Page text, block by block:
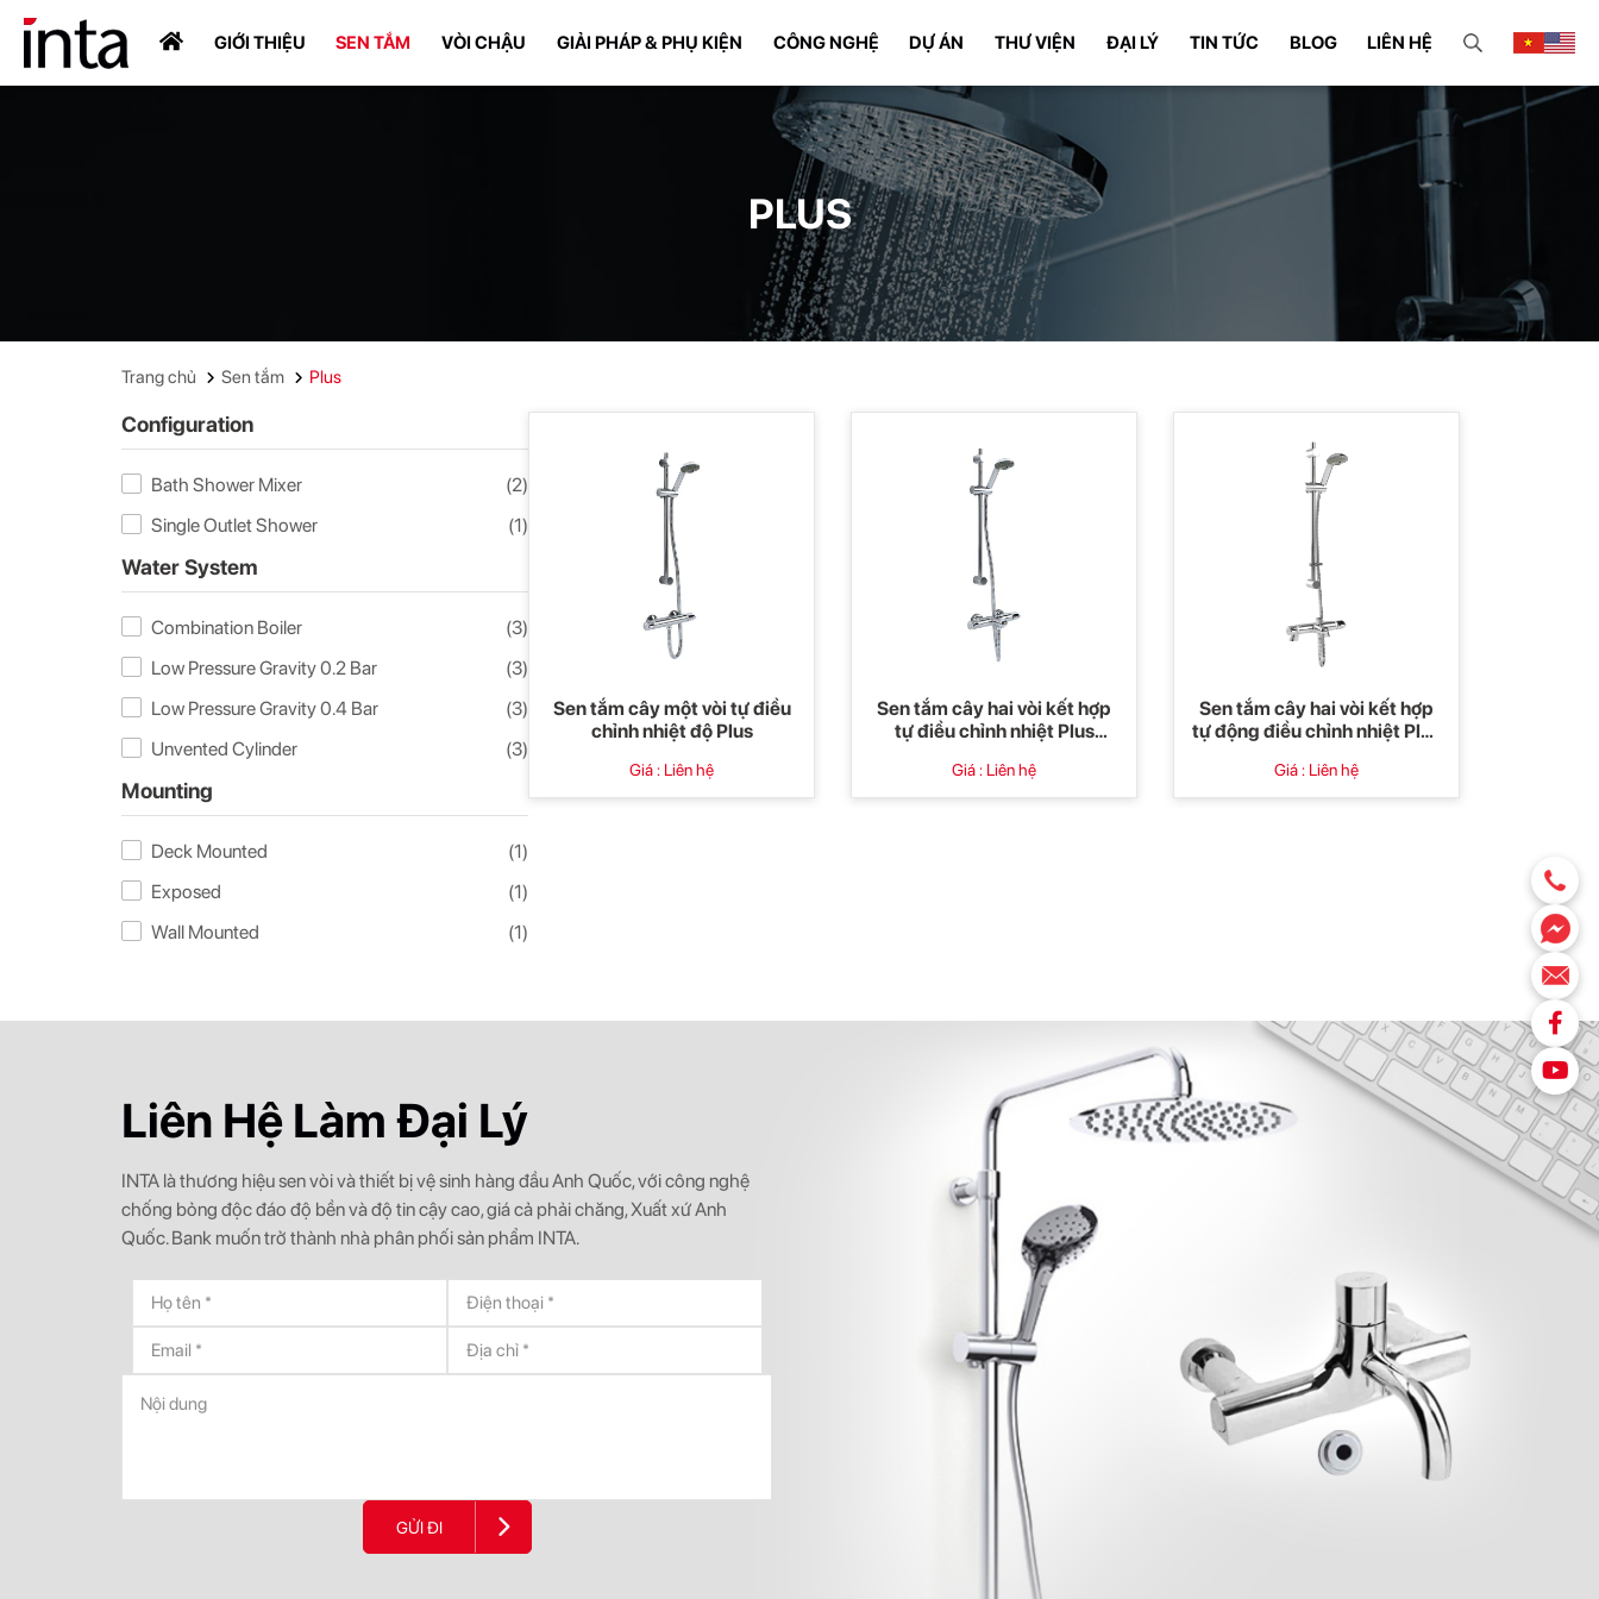
GIỚI THIỆU SEN TẮM VÒI CHẬU GIẢI PHÁP & PHỤ KIỆN CÔNG NGHỆ DỰ ÁN THƯ VIỆN ĐẠI LÝ TIN TỨC BLOG LIÊN HỆ
PLUS
Trang chủ Sen tắm Plus
Sen tắm cây một vòi tự điều
chỉnh nhiệt độ Plus
Giá : Liên hệ
Sen tắm cây hai vòi kết hợp
tự điều chỉnh nhiệt Plus
Giá : Liên hệ
Sen tắm cây hai vòi kết hợp
tự động điều chỉnh nhiệt Plus
Giá : Liên hệ
Configuration
Bath Shower Mixer
(2)
Single Outlet Shower
(1)
Water System
Combination Boiler
(3)
Low Pressure Gravity 0.2 Bar
(3)
Low Pressure Gravity 0.4 Bar
(3)
Unvented Cylinder
(3)
Mounting
Deck Mounted
(1)
Exposed
(1)
Wall Mounted
(1)
Liên Hệ Làm Đại Lý
INTA là thương hiệu sen vòi và thiết bị vệ sinh hàng đầu Anh Quốc, với công nghệ
chống bỏng độc đáo độ bền và độ tin cậy cao, giá cả phải chăng, Xuất xứ Anh
Quốc. Bank muốn trở thành nhà phân phối sản phẩm INTA.
GỬI ĐI